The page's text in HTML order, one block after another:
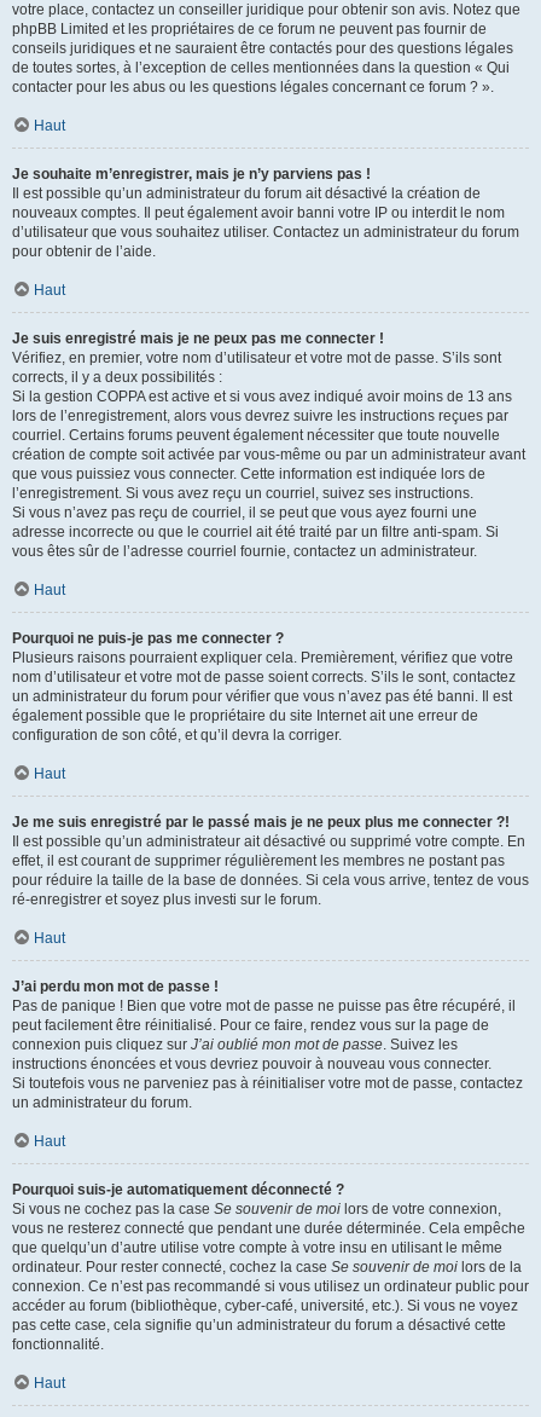
votre place, contactez un conseiller juridique pour obtenir son avis. Notez que
phpBB Limited et les propriétaires de ce forum ne peuvent pas fournir de
conseils juridiques et ne sauraient être contactés pour des questions légales
de toutes sortes, à l’exception de celles mentionnées dans la question « Qui
contacter pour les abus ou les questions légales concernant ce forum ? ».
Haut
Je souhaite m’enregistrer, mais je n’y parviens pas !
Il est possible qu’un administrateur du forum ait désactivé la création de
nouveaux comptes. Il peut également avoir banni votre IP ou interdit le nom
d’utilisateur que vous souhaitez utiliser. Contactez un administrateur du forum
pour obtenir de l’aide.
Haut
Je suis enregistré mais je ne peux pas me connecter !
Vérifiez, en premier, votre nom d’utilisateur et votre mot de passe. S’ils sont
corrects, il y a deux possibilités :
Si la gestion COPPA est active et si vous avez indiqué avoir moins de 13 ans
lors de l’enregistrement, alors vous devrez suivre les instructions reçues par
courriel. Certains forums peuvent également nécessiter que toute nouvelle
création de compte soit activée par vous-même ou par un administrateur avant
que vous puissiez vous connecter. Cette information est indiquée lors de
l’enregistrement. Si vous avez reçu un courriel, suivez ses instructions.
Si vous n’avez pas reçu de courriel, il se peut que vous ayez fourni une
adresse incorrecte ou que le courriel ait été traité par un filtre anti-spam. Si
vous êtes sûr de l’adresse courriel fournie, contactez un administrateur.
Haut
Pourquoi ne puis-je pas me connecter ?
Plusieurs raisons pourraient expliquer cela. Premièrement, vérifiez que votre
nom d’utilisateur et votre mot de passe soient corrects. S’ils le sont, contactez
un administrateur du forum pour vérifier que vous n’avez pas été banni. Il est
également possible que le propriétaire du site Internet ait une erreur de
configuration de son côté, et qu’il devra la corriger.
Haut
Je me suis enregistré par le passé mais je ne peux plus me connecter ?!
Il est possible qu’un administrateur ait désactivé ou supprimé votre compte. En
effet, il est courant de supprimer régulièrement les membres ne postant pas
pour réduire la taille de la base de données. Si cela vous arrive, tentez de vous
ré-enregistrer et soyez plus investi sur le forum.
Haut
J’ai perdu mon mot de passe !
Pas de panique ! Bien que votre mot de passe ne puisse pas être récupéré, il
peut facilement être réinitialisé. Pour ce faire, rendez vous sur la page de
connexion puis cliquez sur J’ai oublié mon mot de passe. Suivez les
instructions énoncées et vous devriez pouvoir à nouveau vous connecter.
Si toutefois vous ne parveniez pas à réinitialiser votre mot de passe, contactez
un administrateur du forum.
Haut
Pourquoi suis-je automatiquement déconnecté ?
Si vous ne cochez pas la case Se souvenir de moi lors de votre connexion,
vous ne resterez connecté que pendant une durée déterminée. Cela empêche
que quelqu’un d’autre utilise votre compte à votre insu en utilisant le même
ordinateur. Pour rester connecté, cochez la case Se souvenir de moi lors de la
connexion. Ce n’est pas recommandé si vous utilisez un ordinateur public pour
accéder au forum (bibliothèque, cyber-café, université, etc.). Si vous ne voyez
pas cette case, cela signifie qu’un administrateur du forum a désactivé cette
fonctionnalité.
Haut